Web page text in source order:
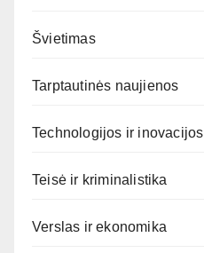
Švietimas
Tarptautinės naujienos
Technologijos ir inovacijos
Teisė ir kriminalistika
Verslas ir ekonomika